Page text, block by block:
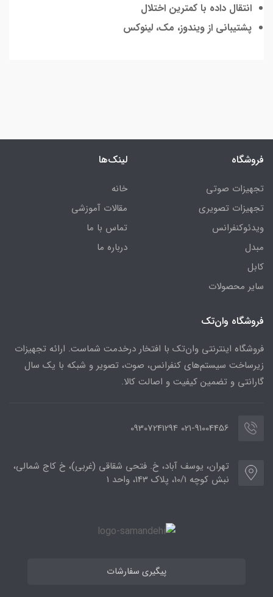
انتقال داده با کمترین اختلال
پشتیبانی از ویندوز، مک، لینوکس
فروشگاه
تجهیزات صوتی
تجهیزات تصویری
ویدئوکنفرانس
مبدل
کابل
سایر محصولات
لینک‌ها
خانه
مقالات آموزشی
تماس با ما
درباره ما
فروشگاه وان‌تک
فروشگاه اینترنتی وان‌تک با افتخار درخدمت شماست. ارائه تجهیزات
زیرساخت سیستم‌های کنفرانس، صوت، تصویر و شبکه با یک سال
گارانتی و تضمین کیفیت و اصالت کالا.
021-91004456 09307241294
تهران، یوسف آباد، خ. فتحی شقاقی (غربی)، خ کاج شمالی،
نبش کوچه 10/1، پلاک 143، واحد 1
پیگیری سفارشات